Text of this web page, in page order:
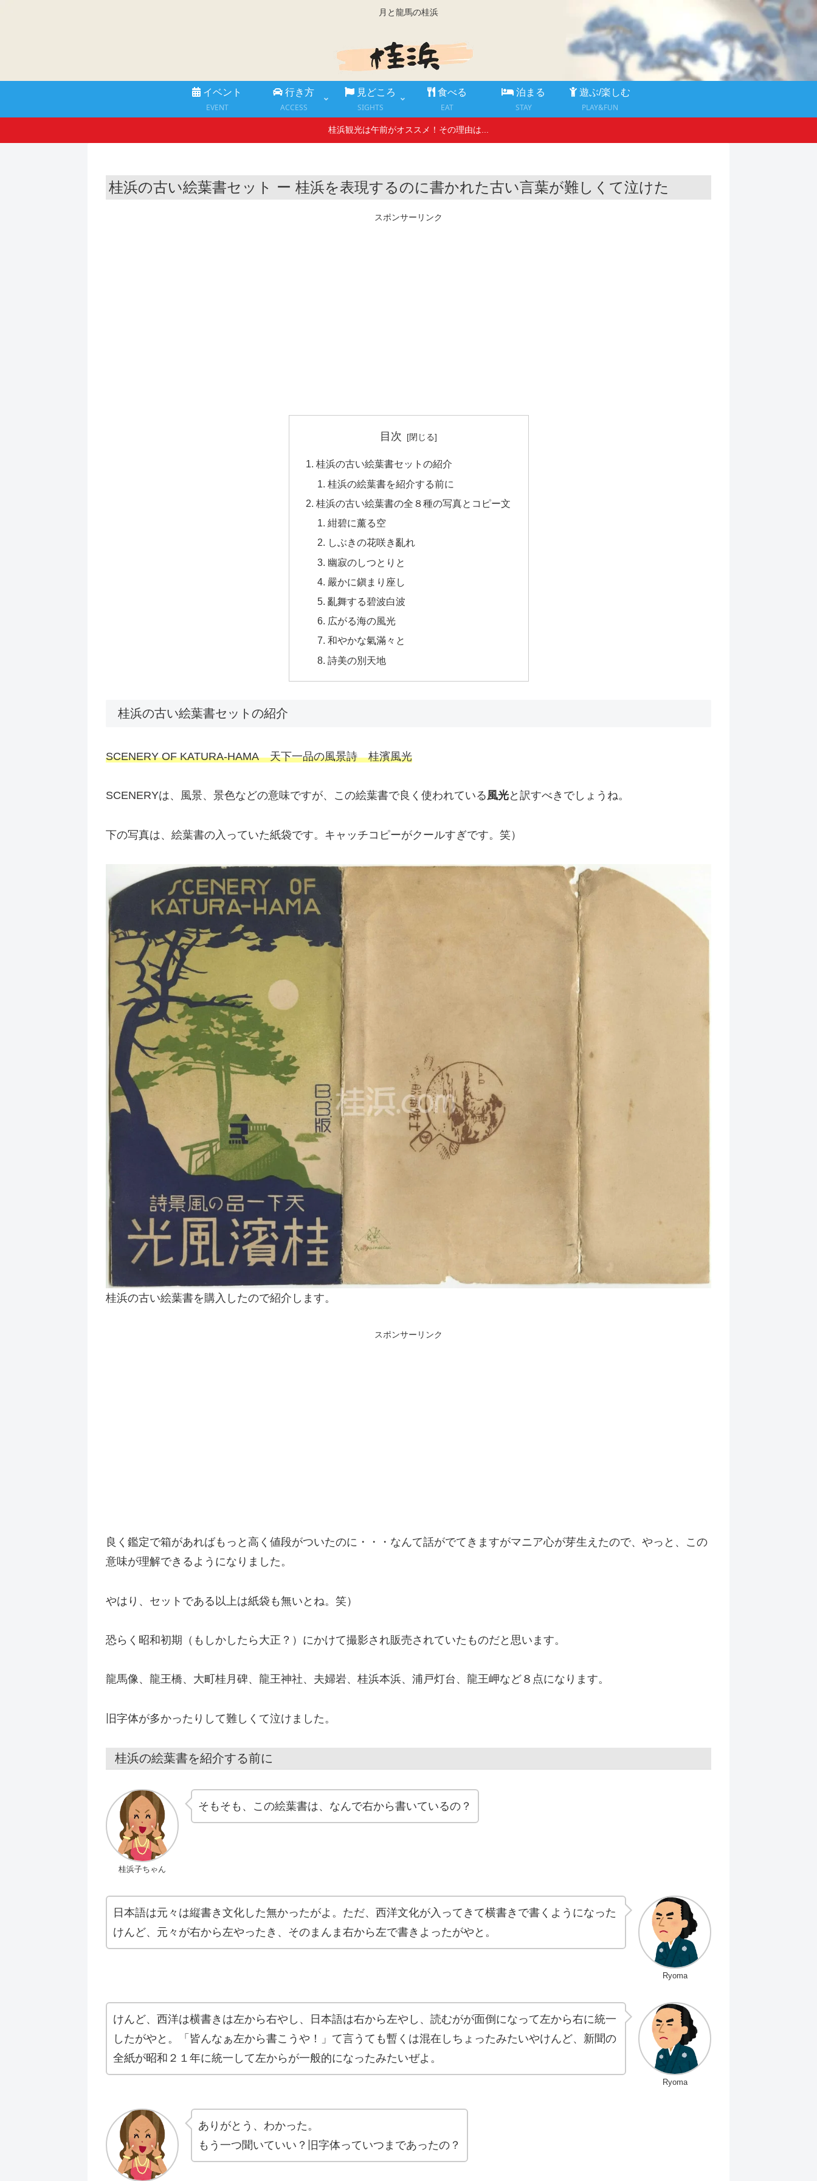
月と龍馬の桂浜
イベント
EVENT
行き方
ACCESS
見どころ
SIGHTS
食べる
EAT
泊まる
STAY
遊ぶ/楽しむ
PLAY&FUN
桂浜観光は午前がオススメ！その理由は...
桂浜の古い絵葉書セット ー 桂浜を表現するのに書かれた古い言葉が難しくて泣けた
スポンサーリンク
目次
桂浜の古い絵葉書セットの紹介
桂浜の絵葉書を紹介する前に
桂浜の古い絵葉書の全８種の写真とコピー文
紺碧に薰る空
しぶきの花咲き亂れ
幽寂のしつとりと
嚴かに鎭まり座し
亂舞する碧波白波
広がる海の風光
和やかな氣滿々と
詩美の別天地
桂浜の古い絵葉書セットの紹介
SCENERY OF KATURA-HAMA 天下一品の風景詩 桂濱風光
SCENERYは、風景、景色などの意味ですが、この絵葉書で良く使われている風光と訳すべきでしょうね。
下の写真は、絵葉書の入っていた紙袋です。キャッチコピーがクールすぎです。笑）
桂浜の古い絵葉書を購入したので紹介します。
スポンサーリンク
良く鑑定で箱があればもっと高く値段がついたのに・・・なんて話がでてきますがマニア心が芽生えたので、やっと、この
意味が理解できるようになりました。
やはり、セットである以上は紙袋も無いとね。笑）
恐らく昭和初期（もしかしたら大正？）にかけて撮影され販売されていたものだと思います。
龍馬像、龍王橋、大町桂月碑、龍王神社、夫婦岩、桂浜本浜、浦戸灯台、龍王岬など８点になります。
旧字体が多かったりして難しくて泣けました。
桂浜の絵葉書を紹介する前に
桂浜子ちゃん
そもそも、この絵葉書は、なんで右から書いているの？
Ryoma
日本語は元々は縦書き文化した無かったがよ。ただ、西洋文化が入ってきて横書きで書くようになった
けんど、元々が右から左やったき、そのまんま右から左で書きよったがやと。
Ryoma
けんど、西洋は横書きは左から右やし、日本語は右から左やし、読むがが面倒になって左から右に統一
したがやと。「皆んなぁ左から書こうや！」て言うても暫くは混在しちょったみたいやけんど、新聞の
全紙が昭和２１年に統一して左からが一般的になったみたいぜよ。
ありがとう、わかった。
もう一つ聞いていい？旧字体っていつまであったの？